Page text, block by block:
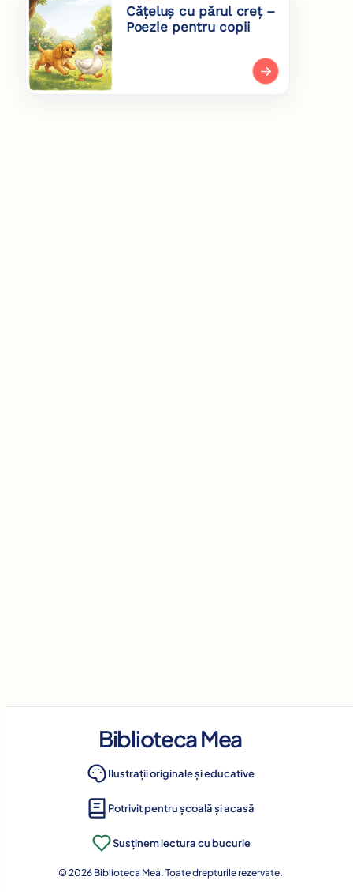
Cățeluș cu părul creț –
Poezie pentru copii
Biblioteca Mea
Ilustrații originale și educative
Potrivit pentru școală și acasă
Susținem lectura cu bucurie
© 2026 Biblioteca Mea. Toate drepturile rezervate.